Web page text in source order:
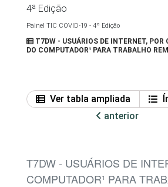
4ª Edição
Painel TIC COVID-19 - 4ª Edição
T7DW - USUÁRIOS DE INTERNET, POR
DO COMPUTADOR¹ PARA TRABALHO
Ver tabla ampliada
anterior
T7DW - USUÁRIOS DE
COMPUTADOR¹ PARA